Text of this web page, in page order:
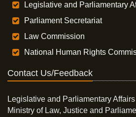
Legislative and Parliamentary
Parliament Secretariat
Law Commission
National Human Rights
Contact Us/Feedback
Legislative and Parliamentary
Ministry of Law, Justice and